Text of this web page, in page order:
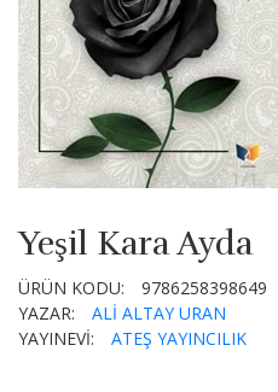
Yeşil Kara Ayda
ÜRÜN KODU:
9786258398649
YAZAR:
ALİ ALTAY URAN
YAYINEVİ:
ATEŞ YAYINCILIK